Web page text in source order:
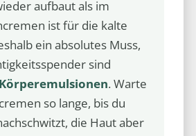
aufbaut als im
ist für die kalte
ein absolutes Muss,
sind
. Warte
so lange, bis du
die Haut aber